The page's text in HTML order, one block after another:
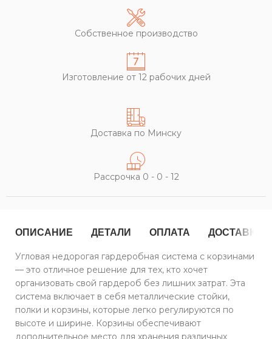
Собственное производство
Изготовление от 12 рабочих дней
Доставка по Минску
Рассрочка 0 - 0 - 12
ОПИСАНИЕ ДЕТАЛИ ОПЛАТА ДОСТАВКА
Угловая недорогая гардеробная система с корзинами
— это отличное решение для тех, кто хочет
организовать свой гардероб без лишних затрат. Эта
система включает в себя металлические стойки,
полки и корзины, которые легко регулируются по
высоте и ширине. Корзины обеспечивают
дополнительное место для хранения различных